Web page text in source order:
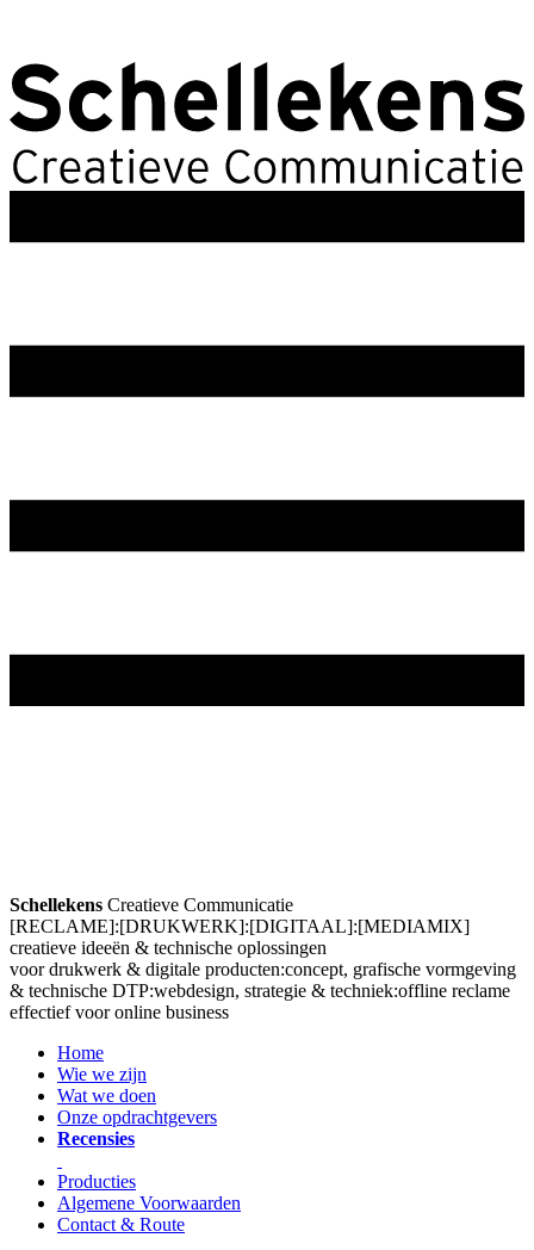
Schellekens Creatieve Communicatie
[RECLAME]:[DRUKWERK]:[DIGITAAL]:[MEDIAMIX]
creatieve ideeën & technische oplossingen
voor drukwerk & digitale producten:concept, grafische vormgeving
& technische DTP:webdesign, strategie & techniek:offline reclame
effectief voor online business
Home
Wie we zijn
Wat we doen
Onze opdrachtgevers
Recensies
Producties
Algemene Voorwaarden
Contact & Route